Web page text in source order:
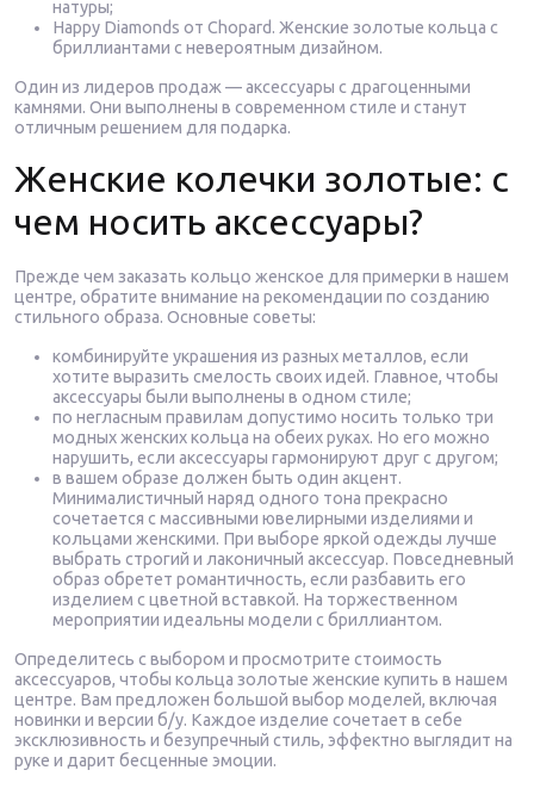
натуры;
Happy Diamonds от Chopard. Женские золотые кольца с
бриллиантами с невероятным дизайном.
Один из лидеров продаж — аксессуары с драгоценными
камнями. Они выполнены в современном стиле и станут
отличным решением для подарка.
Женские колечки золотые: с
чем носить аксессуары?
Прежде чем заказать кольцо женское для примерки в нашем
центре, обратите внимание на рекомендации по созданию
стильного образа. Основные советы:
комбинируйте украшения из разных металлов, если
хотите выразить смелость своих идей. Главное, чтобы
аксессуары были выполнены в одном стиле;
по негласным правилам допустимо носить только три
модных женских кольца на обеих руках. Но его можно
нарушить, если аксессуары гармонируют друг с другом;
в вашем образе должен быть один акцент.
Минималистичный наряд одного тона прекрасно
сочетается с массивными ювелирными изделиями и
кольцами женскими. При выборе яркой одежды лучше
выбрать строгий и лаконичный аксессуар. Повседневный
образ обретет романтичность, если разбавить его
изделием с цветной вставкой. На торжественном
мероприятии идеальны модели с бриллиантом.
Определитесь с выбором и просмотрите стоимость
аксессуаров, чтобы кольца золотые женские купить в нашем
центре. Вам предложен большой выбор моделей, включая
новинки и версии б/у. Каждое изделие сочетает в себе
эксклюзивность и безупречный стиль, эффектно выглядит на
руке и дарит бесценные эмоции.